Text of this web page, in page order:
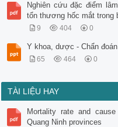
Nghiên cứu đặc điểm
tổn thương hốc mắt trong
9 404 0
Y khoa, dược - Chẩn
65 464 0
TÀI LIỆU HAY
Mortality rate and
Quang Ninh provinces